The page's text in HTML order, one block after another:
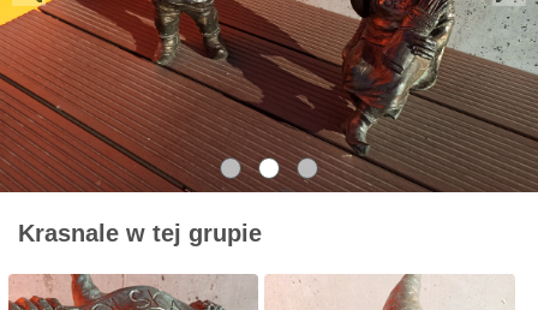
Krasnale w tej grupie